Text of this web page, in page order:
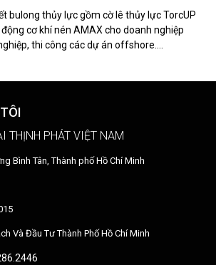
bulong thủy lực gồm cờ lê thủy lực TorcUP
cơ khí nén AMAX cho doanh nghiệp
thi công các dự án offshore.
THỊNH PHÁT VIỆT NAM
Bình Tân, Thành phố Hồ Chí Minh
Và Đầu Tư Thành Phố Hồ Chí Minh